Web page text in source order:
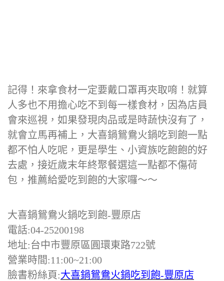
記得！來拿食材一定要戴口罩再夾取唷！就算
人多也不用擔心吃不到每一樣食材，因為店員
會來巡視，如果發現肉品或是時蔬快沒有了，
就會立馬再補上，大喜鍋鴛鴦火鍋吃到飽一點
都不怕人吃呢，更是學生、小資族吃飽飽的好
去處，接近歲末年終聚餐選這一點都不傷荷
包，推薦給愛吃到飽的大家囉～～
大喜鍋鴛鴦火鍋吃到飽-豐原店
電話:04-25200198
地址:台中市豐原區圓環東路722號
營業時間:11:00~21:00
臉書粉絲頁:大喜鍋鴛鴦火鍋吃到飽-豐原店